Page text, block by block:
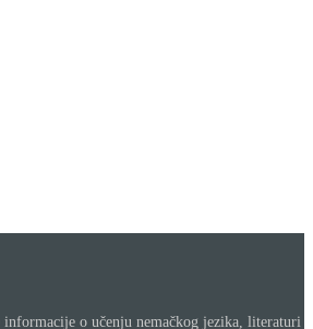
o učenju nemačkog jezika, literaturi